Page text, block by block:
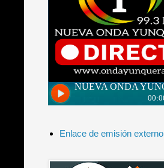
Enlace de emisión externo